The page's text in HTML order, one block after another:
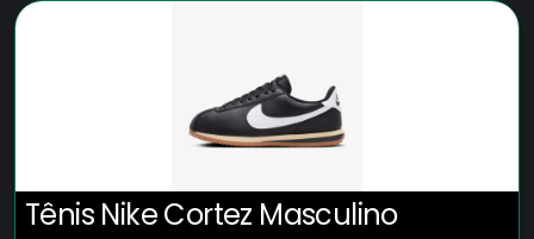
Tênis Nike Cortez Masculino